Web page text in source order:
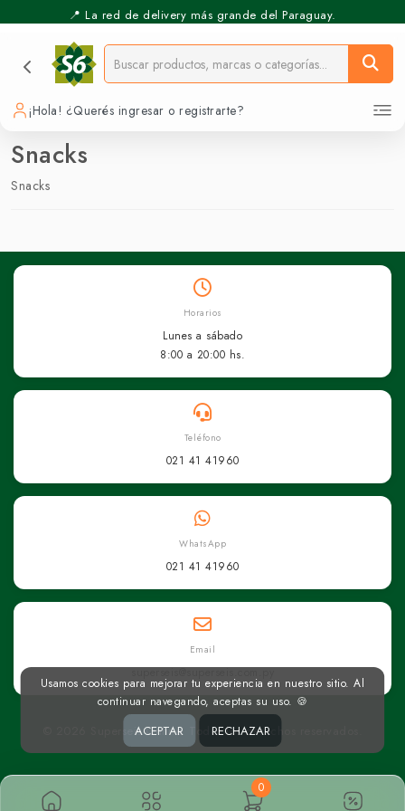
📍 La red de delivery más grande del Paraguay.
¡Hola! ¿Querés ingresar o registrarte?
Snacks
Snacks
0
Horarios
Lunes a sábado
8:00 a 20:00 hs.
Teléfono
021 41 41960
WhatsApp
021 41 41960
Email
superseis@superseis.com.py
© 2026 Superseis Online. Todos los derechos reservados.
Usamos cookies para mejorar tu experiencia en nuestro sitio. Al
continuar navegando, aceptas su uso. 🍪
ACEPTAR RECHAZAR